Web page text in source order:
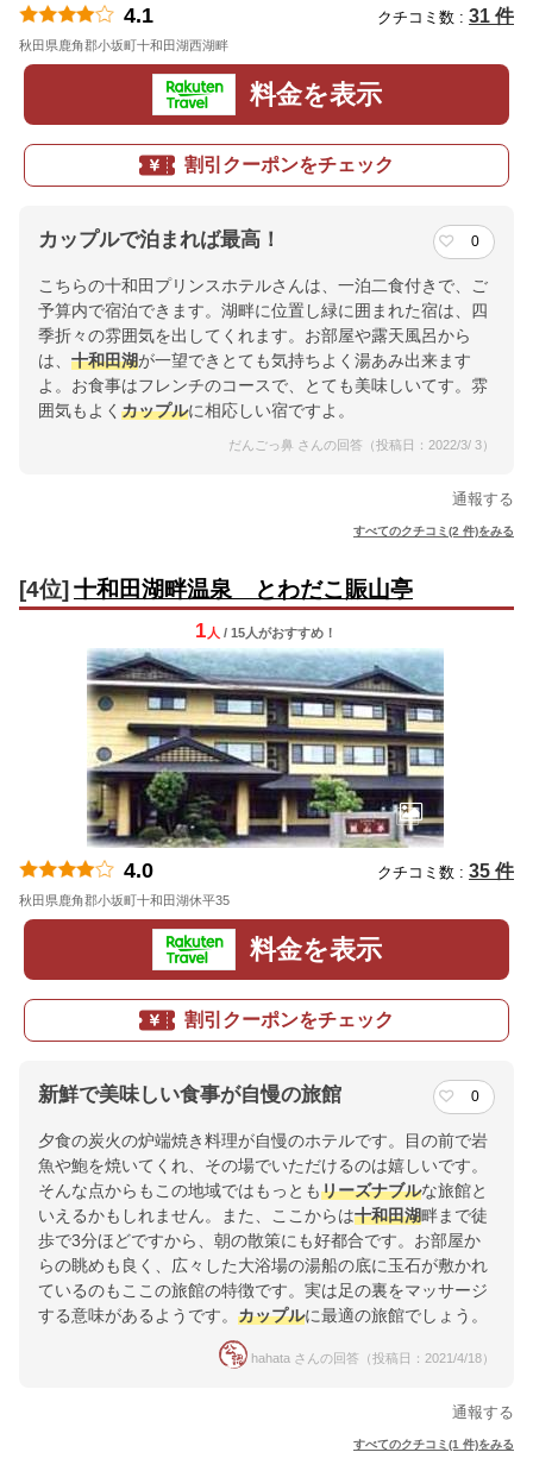
4.1 クチコミ数 : 31 件
秋田県鹿角郡小坂町十和田湖西湖畔
料金を表示
割引クーポンをチェック
カップルで泊まれば最高！ 0
こちらの十和田プリンスホテルさんは、一泊二食付きで、ご
予算内で宿泊できます。湖畔に位置し緑に囲まれた宿は、四
季折々の雰囲気を出してくれます。お部屋や露天風呂から
は、 十和田湖が一望できとても気持ちよく湯あみ出来ます
よ。お食事はフレンチのコースで、とても美味しいてす。雰
囲気もよく カップルに相応しい宿ですよ。
だんごっ鼻 さんの回答（投稿日：2022/3/ 3）
通報する
すべてのクチコミ(2 件)をみる
[4位] 十和田湖畔温泉 とわだこ賑山亭
1 人 / 15人がおすすめ！
4.0 クチコミ数 : 35 件
秋田県鹿角郡小坂町十和田湖休平35
料金を表示
割引クーポンをチェック
新鮮で美味しい食事が自慢の旅館 0
夕食の炭火の炉端焼き料理が自慢のホテルです。目の前で岩
魚や鮑を焼いてくれ、その場でいただけるのは嬉しいです。
そんな点からもこの地域ではもっともリーズナブルな旅館と
いえるかもしれません。また、ここからは十和田湖畔まで徒
歩で3分ほどですから、朝の散策にも好都合です。お部屋か
らの眺めも良く、広々した大浴場の湯船の底に玉石が敷かれ
ているのもここの旅館の特徴です。実は足の裏をマッサージ
する意味があるようです。 カップルに最適の旅館でしょう。
hahata さんの回答（投稿日：2021/4/18）
通報する
すべてのクチコミ(1 件)をみる